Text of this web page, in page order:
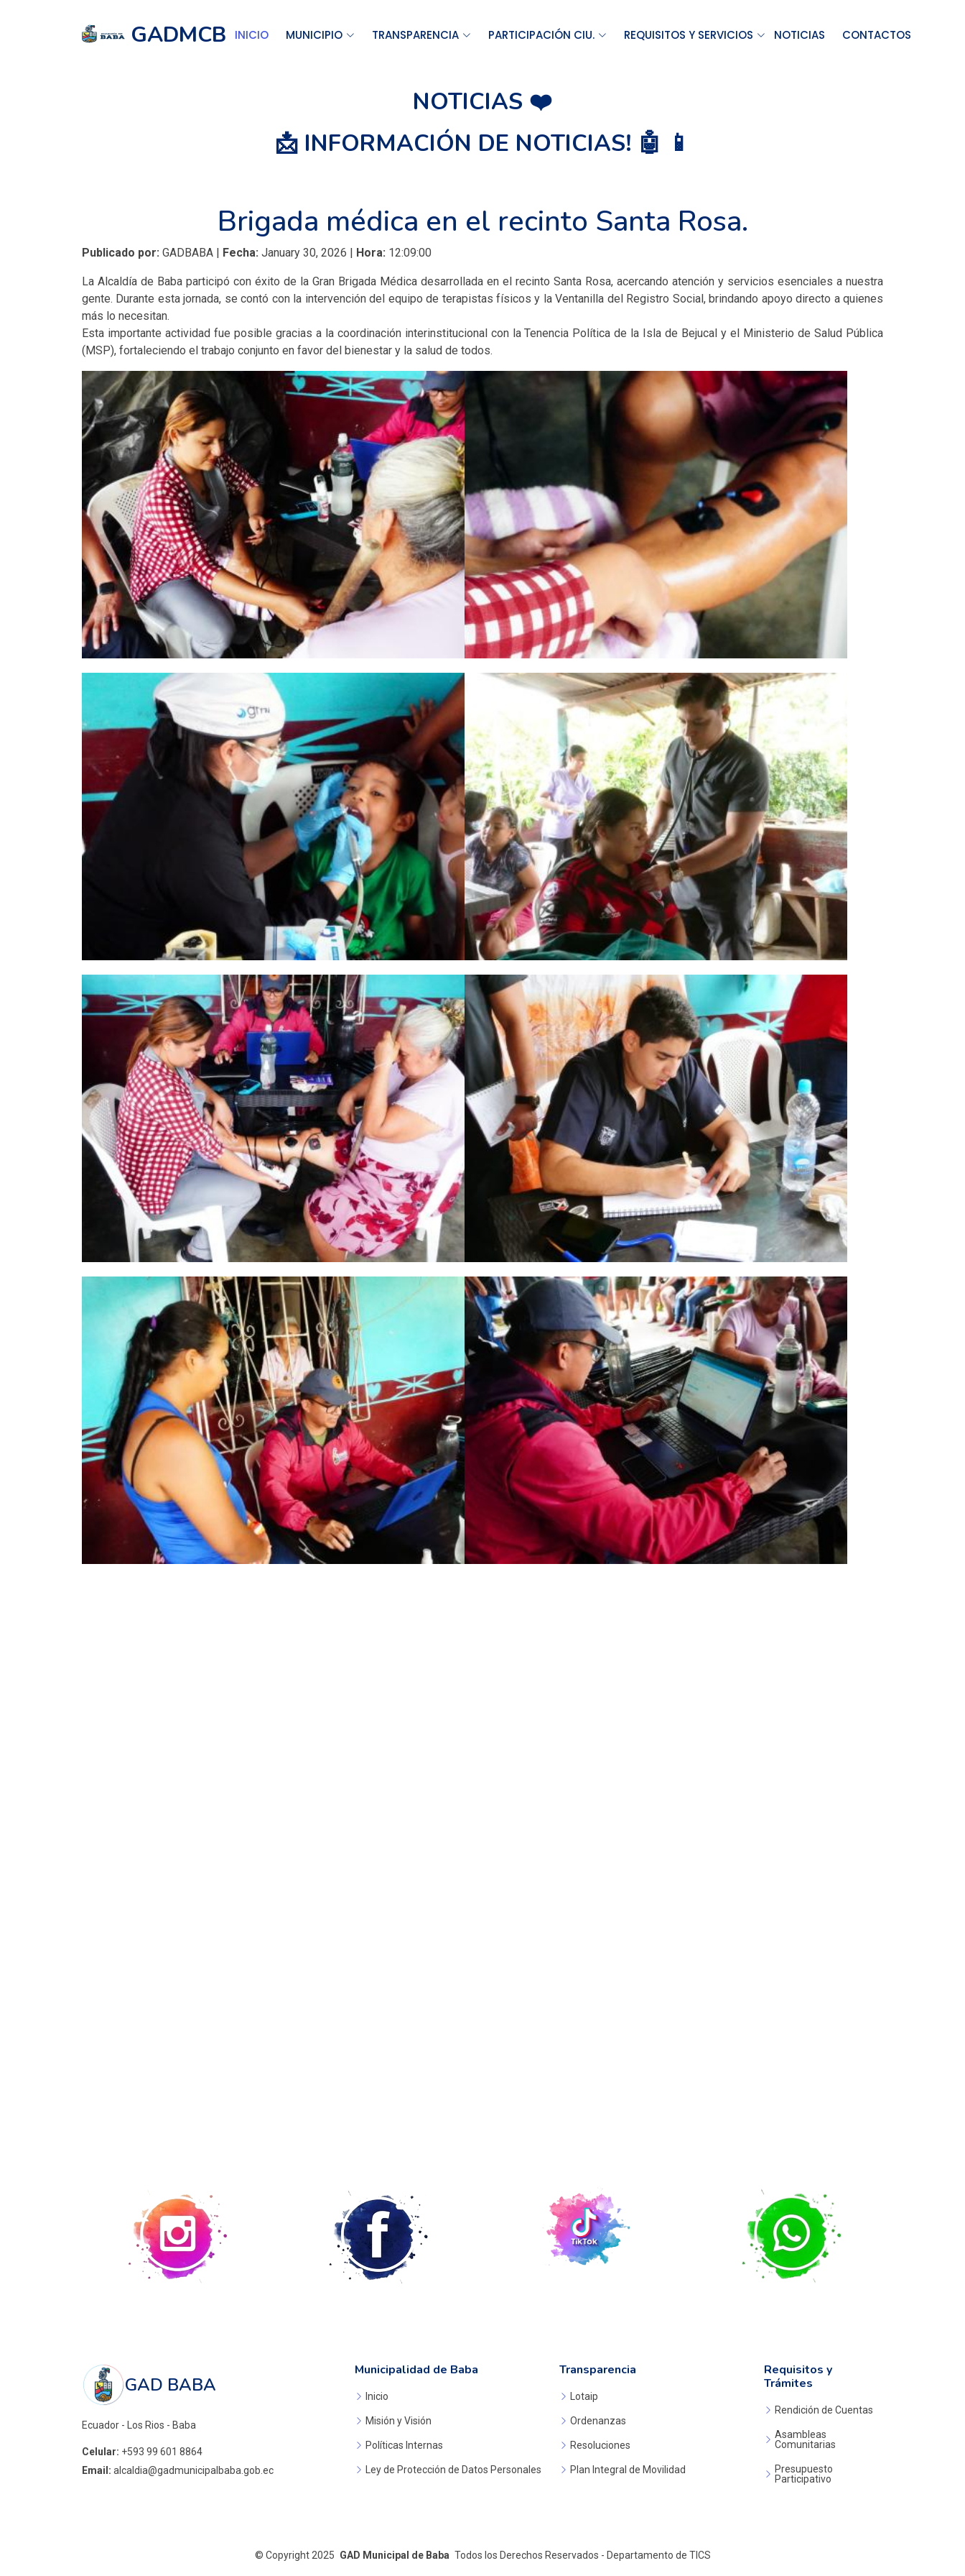
GADMCB INICIO MUNICIPIO TRANSPARENCIA PARTICIPACIÓN CIU. REQUISITOS Y SERVICIOS NOTICIAS CONTACTOS
NOTICIAS ❤️
📩 INFORMACIÓN DE NOTICIAS! 🤖 📱
Brigada médica en el recinto Santa Rosa.
Publicado por: GADBABA | Fecha: January 30, 2026 | Hora: 12:09:00
La Alcaldía de Baba participó con éxito de la Gran Brigada Médica desarrollada en el recinto Santa Rosa, acercando atención y servicios esenciales a nuestra
gente. Durante esta jornada, se contó con la intervención del equipo de terapistas físicos y la Ventanilla del Registro Social, brindando apoyo directo a quienes
más lo necesitan.
Esta importante actividad fue posible gracias a la coordinación interinstitucional con la Tenencia Política de la Isla de Bejucal y el Ministerio de Salud Pública
(MSP), fortaleciendo el trabajo conjunto en favor del bienestar y la salud de todos.
GAD BABA
Ecuador - Los Rios - Baba
Celular: +593 99 601 8864
Email: alcaldia@gadmunicipalbaba.gob.ec
Municipalidad de Baba
Inicio
Misión y Visión
Políticas Internas
Ley de Protección de Datos Personales
Transparencia
Lotaip
Ordenanzas
Resoluciones
Plan Integral de Movilidad
Requisitos y
Trámites
Rendición de Cuentas
Asambleas
Comunitarias
Presupuesto
Participativo
© Copyright 2025 GAD Municipal de Baba Todos los Derechos Reservados - Departamento de TICS